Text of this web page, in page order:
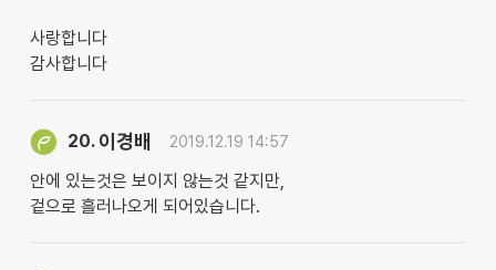
사랑합니다
감사합니다
20. 이경배 2019.12.19 14:57
안에 있는것은 보이지 않는것 같지만,
겉으로 흘러나오게 되어있습니다.